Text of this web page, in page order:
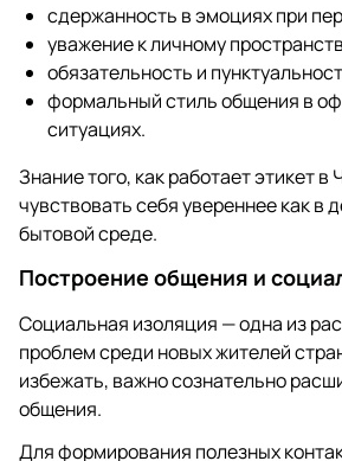
сдержанность в эмоциях при
уважение к личному
обязательность и
формальный стиль общения в
ситуациях.
Знание того, как работает этикет в
чувствовать себя увереннее как в
бытовой среде.
Построение общения и
Социальная изоляция — одна из
проблем среди новых жителей
избежать, важно сознательно
общения.
Для формирования полезных